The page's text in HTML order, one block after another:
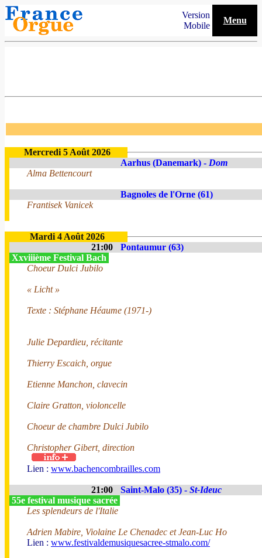
Version
Mobile
Menu
Mercredi 5 Août 2026
Aarhus (Danemark) - Dom
Alma Bettencourt
Bagnoles de l'Orne (61)
Frantisek Vanicek
Mardi 4 Août 2026
21:00
Pontaumur (63)
Xxviiième Festival Bach
Choeur Dulci Jubilo
« Licht »
Texte : Stéphane Héaume (1971-)
Julie Depardieu, récitante
Thierry Escaich, orgue
Etienne Manchon, clavecin
Claire Gratton, violoncelle
Choeur de chambre Dulci Jubilo
Christopher Gibert, direction
Lien : www.bachencombrailles.com
21:00 Saint-Malo (35) - St-Ideuc
55e festival musique sacrée
Les splendeurs de l'Italie
Adrien Mabire, Violaine Le Chenadec et Jean-Luc Ho
Lien : www.festivaldemusiquesacree-stmalo.com/